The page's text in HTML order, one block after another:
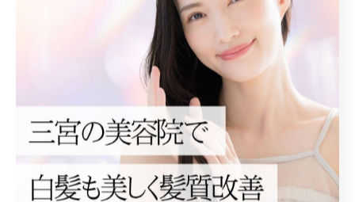
Soellに来る時間が皆様の毎日を、少し誇らしくする存在
そして、お店としても更に成長していけるように。
改めて本年もどうぞよろしくお願いいたします🙇‍♂️
#脱白髪染め神戸 #三宮美容室 #白髪ぼかし #神戸の美容